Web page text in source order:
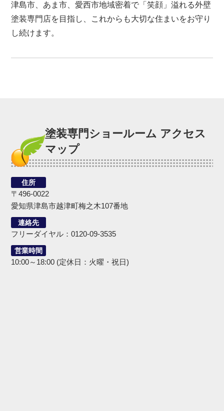
津島市、あま市、愛西市地域密着で「笑顔」溢れる外壁
塗装専門店を目指し、これからも大切な住まいをお守り
し続けます。
塗装専門ショールーム アクセス
マップ
住所
〒496-0022
愛知県津島市越津町梅之木107番地
連絡先
フリーダイヤル：0120-09-3535
営業時間
10:00～18:00 (定休日：火曜・祝日)